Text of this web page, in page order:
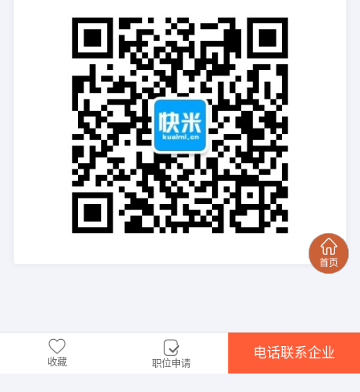
收藏 职位申请
电话联系企业